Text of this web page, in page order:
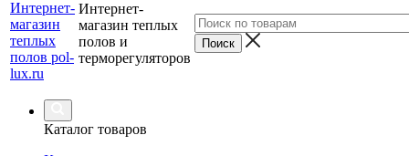
Интернет-
магазин теплых
полов и
терморегуляторов
Каталог товаров